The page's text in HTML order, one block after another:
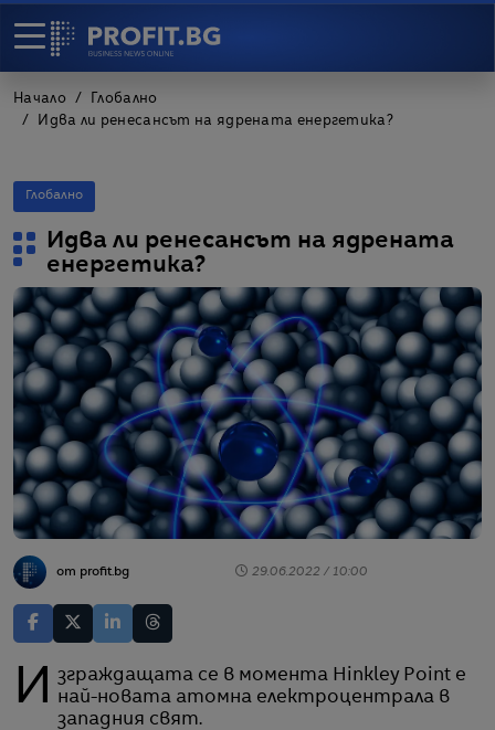
Начало
Глобално
Идва ли ренесансът на ядрената енергетика?
Глобално
Идва ли ренесансът на ядрената
енергетика?
от profit.bg 29.06.2022 / 10:00
Изграждащата се в момента Hinkley Point e
най-новата атомна електроцентрала в
западния свят.